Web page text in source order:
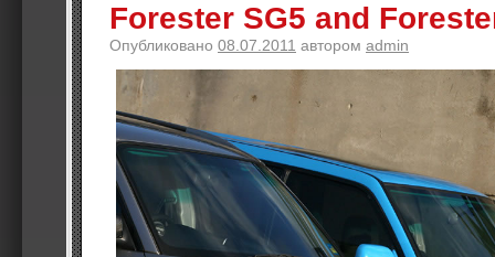
Forester SG5 and
Опубликовано 08.07.2011 автором admin